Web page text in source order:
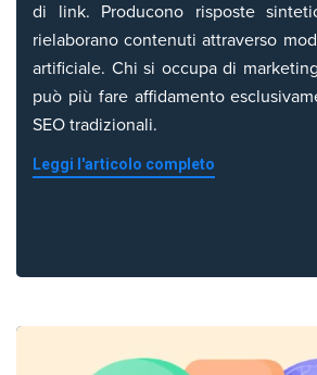
di link. Producono risposte
rielaborano contenuti attraverso
artificiale. Chi si occupa di
può più fare affidamento
SEO tradizionali.
Leggi l'articolo completo